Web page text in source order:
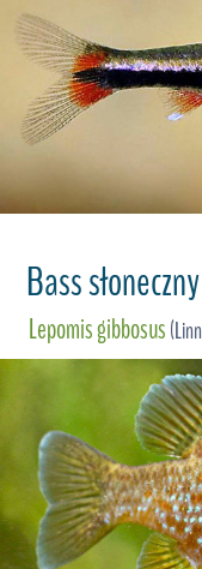
Bass słoneczny
Lepomis gibbosus